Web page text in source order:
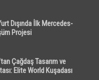
Dışında İlk Mercedes-
Projesi
Çağdaş Tasarım ve
Elite World Kuşadası